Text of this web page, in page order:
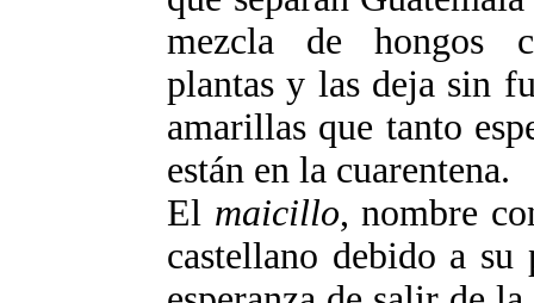
mezcla de hongos
plantas y las deja sin
amarillas que tanto
están en la cuarentena.
El maicillo, nombre
castellano debido a